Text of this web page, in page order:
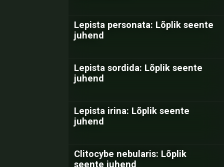
Lepista personata: Lõplik seente
juhend
Lepista sordida: Lõplik seente
juhend
Lepista irina: Lõplik seente
juhend
Clitocybe nebularis: Lõplik
seente juhend